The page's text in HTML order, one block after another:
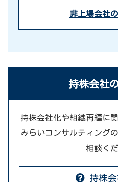
非上場会社
持株会社
持株会社化や組織再編に
みらいコンサルティング
相談くだ
持株会